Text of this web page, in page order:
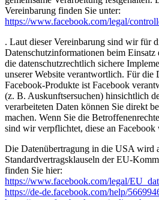
Vereinbarung finden Sie unter:
https://www.facebook.com/legal/
. Laut dieser Vereinbarung sind wir für
Datenschutzinformationen beim
die datenschutzrechtlich sichere
unserer Website verantwortlich. Für die
Facebook-Produkte ist Facebook
(z. B. Auskunftsersuchen) hinsichtlich
verarbeiteten Daten können Sie direkt
machen. Wenn Sie die
sind wir verpflichtet, diese an Facebook
Die Datenübertragung in die USA wird
Standardvertragsklauseln der EU-
finden Sie hier:
https://www.facebook.com/legal/
https://de-de.facebook.com/help/